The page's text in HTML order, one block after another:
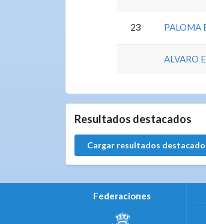
23 PALOMA
ALVARO
Resultados destacados
Cargar resultados
Federaciones